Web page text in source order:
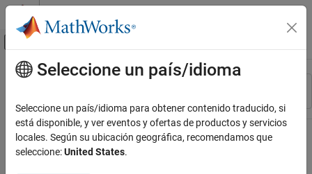
Saltar al contenido
Mostrar/ocultar menú de navegación
Recurso
Contenido principal
Seleccione un país/idioma
Seleccione un país/idioma para obtener contenido traducido, si
está disponible, y ver eventos y ofertas de productos y servicios
locales. Según su ubicación geográfica, recomendamos que
seleccione:United States.